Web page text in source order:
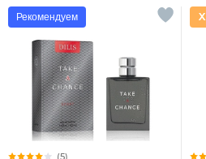
Рекомендуем
(5)